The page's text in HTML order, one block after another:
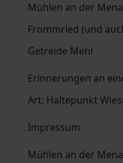
Mühlen an der
Frommried (und
Getreide Mehl
Erinnerungen an
Art: Haltepunkt
Impressum
Mühlen an der